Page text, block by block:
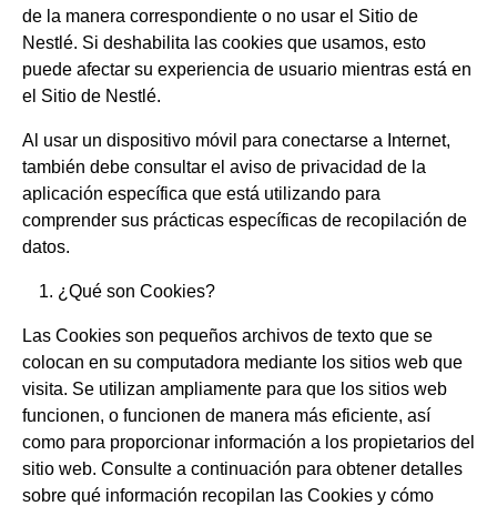
de la manera correspondiente o no usar el Sitio de
Nestlé. Si deshabilita las cookies que usamos, esto
puede afectar su experiencia de usuario mientras está en
el Sitio de Nestlé.
Al usar un dispositivo móvil para conectarse a Internet,
también debe consultar el aviso de privacidad de la
aplicación específica que está utilizando para
comprender sus prácticas específicas de recopilación de
datos.
¿Qué son Cookies?
Las Cookies son pequeños archivos de texto que se
colocan en su computadora mediante los sitios web que
visita. Se utilizan ampliamente para que los sitios web
funcionen, o funcionen de manera más eficiente, así
como para proporcionar información a los propietarios del
sitio web. Consulte a continuación para obtener detalles
sobre qué información recopilan las Cookies y cómo